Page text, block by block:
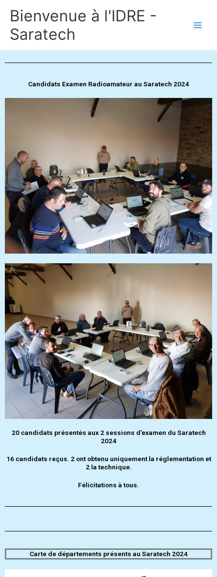
Bienvenue à l'IDRE -
Saratech
Candidats Examen Radioamateur au Saratech 2024
20 candidats présentés aux 2 sessions d’examen du Saratech
2024
16 candidats reçus. 2 ont obtenu uniquement la réglementation et
2 la technique.
Félicitations à tous.
Carte de départements présents au Saratech 2024